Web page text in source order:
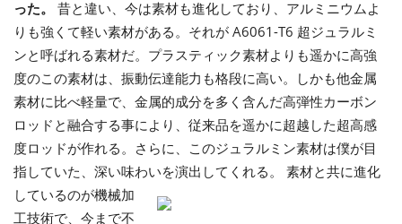
った。
昔と違い、今は素材も進化しており、アルミニウムよ
りも強くて軽い素材がある。それが A6061-T6 超ジュラルミ
ンと呼ばれる素材だ。プラスティック素材よりも遥かに高強
度のこの素材は、振動伝達能力も格段に高い。しかも他金属
素材に比べ軽量で、金属的成分を多く含んだ高弾性カーボン
ロッドと融合する事により、従来品を遥かに超越した超高感
度ロッドが作れる。さらに、このジュラルミン素材は僕が目
指していた、深い味わいを演出してくれる。
素材と共に進化
しているのが機械加
工技術で、今まで不